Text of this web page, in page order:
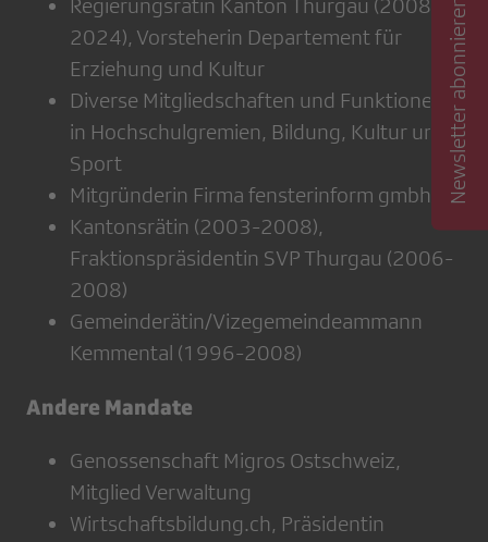
Regierungsrätin Kanton Thurgau (2008-
2024), Vorsteherin Departement für
Erziehung und Kultur
Diverse Mitgliedschaften und Funktionen
in Hochschulgremien, Bildung, Kultur und
Sport
Mitgründerin Firma fensterinform gmbh
Kantonsrätin (2003-2008),
Fraktionspräsidentin SVP Thurgau (2006-
2008)
Gemeinderätin/Vizegemeindeammann
Kemmental (1996-2008)
Andere Mandate
Genossenschaft Migros Ostschweiz,
Mitglied Verwaltung
Wirtschaftsbildung.ch, Präsidentin
Newsletter abonnieren